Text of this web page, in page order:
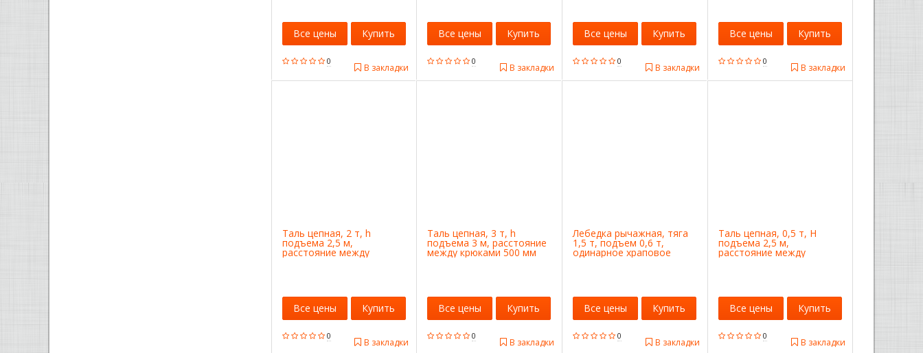
0
В закладки
Все цены Купить
0
В закладки
Все цены Купить
0
В закладки
Все цены Купить
0
В закладки
Все цены Купить
Таль цепная, 2 т, h
подъема 2,5 м,
расстояние между
крюками 400 мм Stels
0
В закладки
Все цены Купить
Таль цепная, 3 т, h
подъема 3 м, расстояние
между крюками 500 мм
Stels
0
В закладки
Все цены Купить
Лебедка рычажная, тяга
1,5 т, подъем 0,6 т,
одинарное храповое
колесо Sparta
0
В закладки
Все цены Купить
Таль цепная, 0,5 т, H
подъема 2,5 м,
расстояние между
крюками 240 мм Matrix
0
В закладки
Все цены Купить